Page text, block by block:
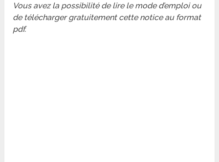
Vous avez la possibilité de lire le mode d’emploi ou
de télécharger gratuitement cette notice au format
pdf.